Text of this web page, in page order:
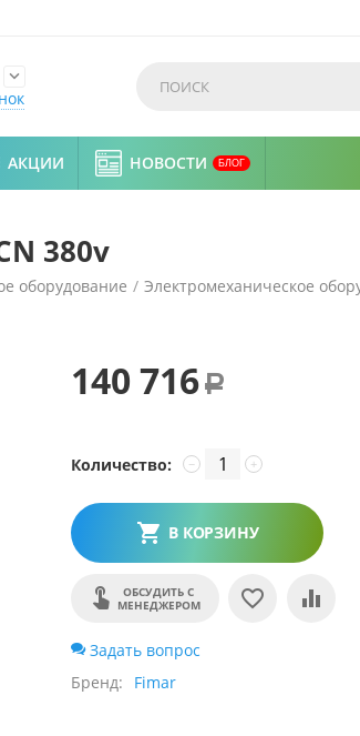

АКЦИИ НОВОСТИ БЛОГ
380v
оборудование / Электромеханическое
140 716 Р
Количество: +
−
В КОРЗИНУ
ОБСУДИТЬ С
МЕНЕДЖЕРОМ
Задать вопрос
Бренд
Fimar